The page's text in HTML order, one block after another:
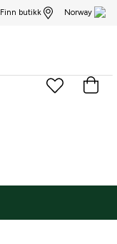
Finn butikk Norway